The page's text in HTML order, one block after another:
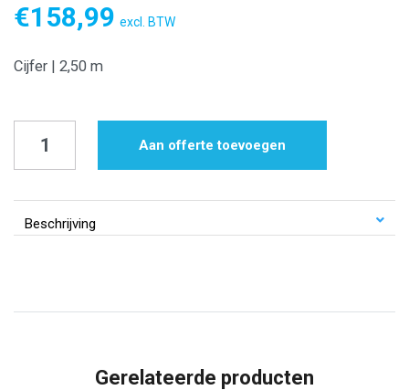
€158,99 excl. BTW
Cijfer | 2,50 m
ballonnen
Aan offerte toevoegen
Beschrijving
Gerelateerde producten